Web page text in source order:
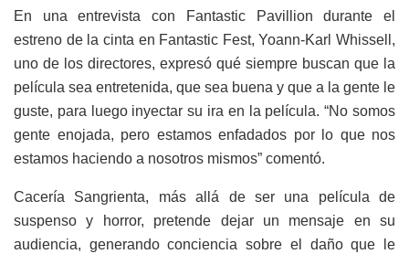
En una entrevista con Fantastic Pavillion durante el
estreno de la cinta en Fantastic Fest, Yoann-Karl Whissell,
uno de los directores, expresó qué siempre buscan que la
película sea entretenida, que sea buena y que a la gente le
guste, para luego inyectar su ira en la película. “No somos
gente enojada, pero estamos enfadados por lo que nos
estamos haciendo a nosotros mismos” comentó.
Cacería Sangrienta, más allá de ser una película de
suspenso y horror, pretende dejar un mensaje en su
audiencia, generando conciencia sobre el daño que le